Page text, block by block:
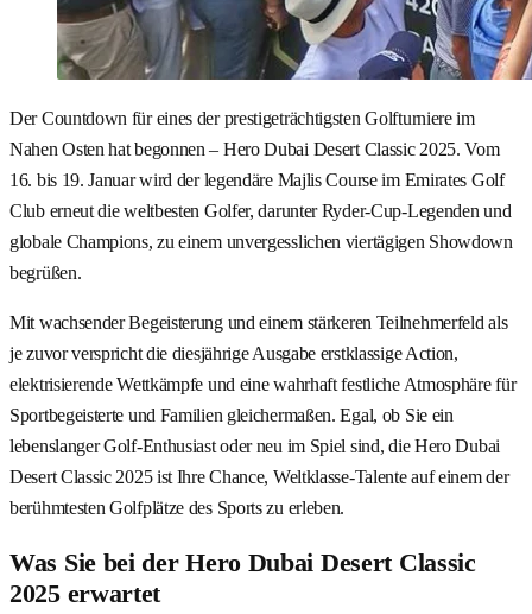
Der Countdown für eines der prestigeträchtigsten Golfturniere im
Nahen Osten hat begonnen – Hero Dubai Desert Classic 2025. Vom
16. bis 19. Januar wird der legendäre Majlis Course im Emirates Golf
Club erneut die weltbesten Golfer, darunter Ryder-Cup-Legenden und
globale Champions, zu einem unvergesslichen viertägigen Showdown
begrüßen.
Mit wachsender Begeisterung und einem stärkeren Teilnehmerfeld als
je zuvor verspricht die diesjährige Ausgabe erstklassige Action,
elektrisierende Wettkämpfe und eine wahrhaft festliche Atmosphäre für
Sportbegeisterte und Familien gleichermaßen. Egal, ob Sie ein
lebenslanger Golf-Enthusiast oder neu im Spiel sind, die Hero Dubai
Desert Classic 2025 ist Ihre Chance, Weltklasse-Talente auf einem der
berühmtesten Golfplätze des Sports zu erleben.
Was Sie bei der Hero Dubai Desert Classic
2025 erwartet